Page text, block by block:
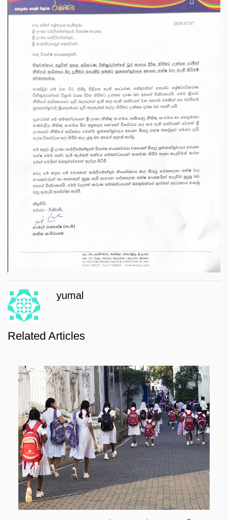
yumal
Related Articles